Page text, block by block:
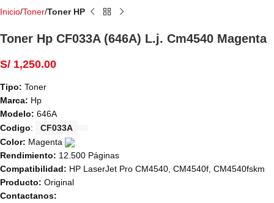
Inicio Toner Toner HP
Toner Hp CF033A (646A) L.j. Cm4540 Magenta
S/ 1,250.00
Tipo: Toner
Marca: Hp
Modelo: 646A
Codigo:
CF033A
Color: Magenta
Rendimiento: 12.500 Páginas
Compatibilidad: HP LaserJet Pro CM4540, CM4540f, CM4540fskm
Producto: Original
Contactanos: